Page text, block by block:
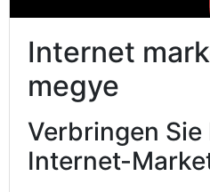
Internet
megye
Verbringen
Internet-